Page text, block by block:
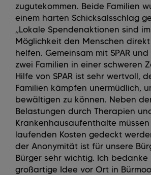
zugutekommen. Beide Familien
einem harten Schicksalsschlag
„Lokale Spendenaktionen sind
Möglichkeit den Menschen
helfen. Gemeinsam mit SPAR
zwei Familien in einer schweren
Hilfe von SPAR ist sehr wertvoll,
Familien kämpfen unermüdlich,
bewältigen zu können. Neben
Belastungen durch Therapien
Krankenhausaufenthalte
laufenden Kosten gedeckt
der Anonymität ist für unsere
Bürger sehr wichtig. Ich bedanke
großartige Idee vor Ort in